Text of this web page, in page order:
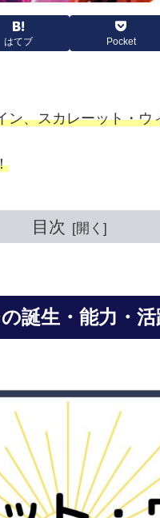
はてブ Pocket
ン、スカレーット・ウ
目次
誕生・能力・活